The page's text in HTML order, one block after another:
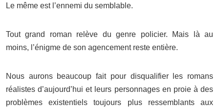
Le même est l’ennemi du semblable.
Tout grand roman relève du genre policier. Mais là au
moins, l’énigme de son agencement reste entière.
Nous aurons beaucoup fait pour disqualifier les romans
réalistes d’aujourd’hui et leurs personnages en proie à des
problèmes existentiels toujours plus ressemblants aux